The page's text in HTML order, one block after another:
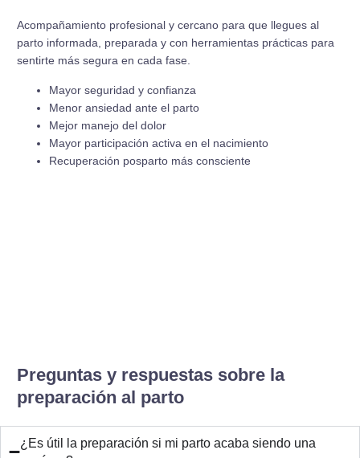
Acompañamiento profesional y cercano para que llegues al
parto informada, preparada y con herramientas prácticas para
sentirte más segura en cada fase.
Mayor seguridad y confianza
Menor ansiedad ante el parto
Mejor manejo del dolor
Mayor participación activa en el nacimiento
Recuperación posparto más consciente
Preguntas y respuestas sobre la
preparación al parto
¿Es útil la preparación si mi parto acaba siendo una